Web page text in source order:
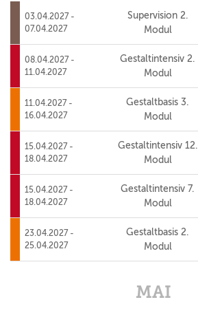
03.04.2027 -
07.04.2027
Supervision 2.
Modul
08.04.2027 -
11.04.2027
Gestaltintensiv 2.
Modul
11.04.2027 -
16.04.2027
Gestaltbasis 3.
Modul
15.04.2027 -
18.04.2027
Gestaltintensiv 12.
Modul
15.04.2027 -
18.04.2027
Gestaltintensiv 7.
Modul
23.04.2027 -
25.04.2027
Gestaltbasis 2.
Modul
MAI